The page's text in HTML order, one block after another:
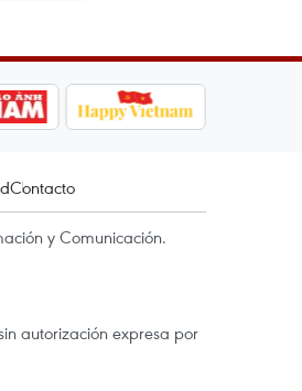
Contacto
y Comunicación.
autorización expresa por